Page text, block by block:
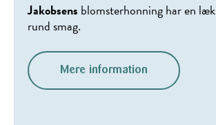
Jakobsens blomsterhonning har en
rund smag.
Mere information